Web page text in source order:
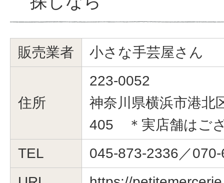
販売業者 小さな手芸屋さん
住所
223-0052
神奈川県横浜市港北
405 ＊実店舗はご
TEL
045-873-2336／